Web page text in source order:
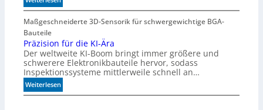
M
e
r
T
o
l
e
r
Maßgeschneiderte 3D-Sensorik für schwergewichtige BGA-
Bauteile
Präzision für die KI-Ära
Der weltweite KI-Boom bringt immer größere und
schwerere Elektronikbauteile hervor, sodass
Inspektionssysteme mittlerweile schnell an…
Weiterlesen:
P